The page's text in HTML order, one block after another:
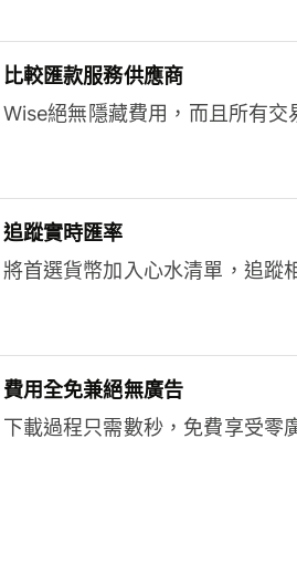
比較匯款服務供應商
Wise絕無隱藏費用，而且所有交
追蹤實時匯率
將首選貨幣加入心水清單，追蹤
費用全免兼絕無廣告
下載過程只需數秒，免費享受零